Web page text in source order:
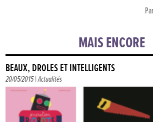
MAIS ENCORE
BEAUX, DRÔLES ET INTELLIGENTS
20/05/2015 |Actualités